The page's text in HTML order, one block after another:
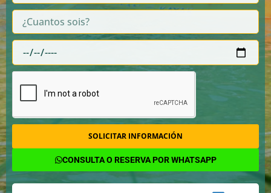
SOLICITAR INFORMACIÓN
CONSULTA O RESERVA POR WHATSAPP